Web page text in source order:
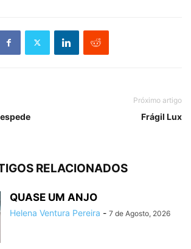
Próximo artigo
Frágil Lux
RELACIONADOS
QUASE UM ANJO
Helena Ventura Pereira - 7 de Agosto, 2026